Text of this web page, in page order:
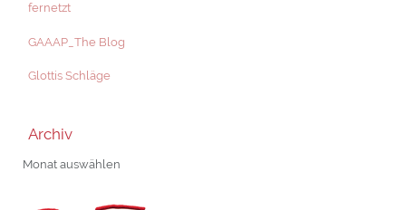
fernetzt
GAAAP_The Blog
Glottis Schläge
Archiv
Archiv